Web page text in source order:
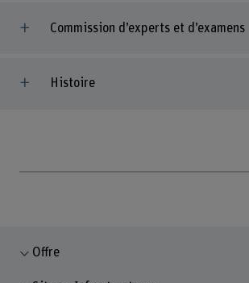
Commission d’experts et d’examens
Histoire
Offre